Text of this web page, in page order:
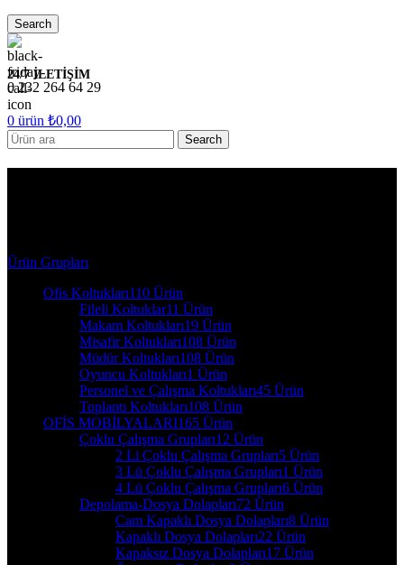
Search
24/7 İLETİŞİM
0 232 264 64 29
0 ürün ₺0,00
Search
Ürün Grupları
Ofis Koltukları110 Ürün
Fileli Koltuklar11 Ürün
Makam Koltukları19 Ürün
Misafir Koltukları108 Ürün
Müdür Koltukları108 Ürün
Oyuncu Koltukları1 Ürün
Personel ve Çalışma Koltukları45 Ürün
Toplantı Koltukları108 Ürün
OFİS MOBİLYALARI165 Ürün
Çoklu Çalışma Grupları12 Ürün
2 Li Çoklu Çalışma Grupları5 Ürün
3 Lü Çoklu Çalışma Grupları1 Ürün
4 Lü Çoklu Çalışma Grupları6 Ürün
Depolama-Dosya Dolapları72 Ürün
Cam Kapaklı Dosya Dolapları8 Ürün
Kapaklı Dosya Dolapları22 Ürün
Kapaksız Dosya Dolapları17 Ürün